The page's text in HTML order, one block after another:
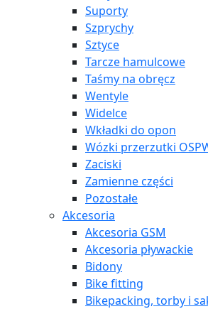
Suporty
Szprychy
Sztyce
Tarcze hamulcowe
Taśmy na obręcz
Wentyle
Widelce
Wkładki do opon
Wózki przerzutki
Zaciski
Zamienne części
Pozostałe
Akcesoria
Akcesoria GSM
Akcesoria pływackie
Bidony
Bike fitting
Bikepacking, torby i